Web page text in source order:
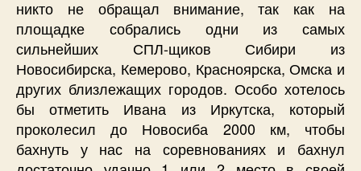
никто не обращал внимание, так как на
площадке собрались одни из самых
сильнейших СПЛ-щиков Сибири из
Новосибирска, Кемерово, Красноярска, Омска и
других близлежащих городов. Особо хотелось
бы отметить Ивана из Иркутска, который
проколесил до Новосиба 2000 км, чтобы
бахнуть у нас на соревнованиях и бахнул